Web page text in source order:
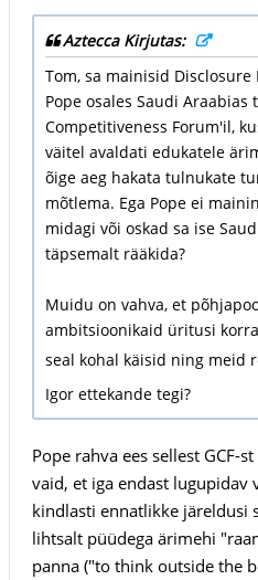
Aztecca Kirjutas:
Tom, sa mainisid
Pope osales Saudi
Competitiveness Forum'il,
väitel avaldati edukatele
õige aeg hakata tulnukate
mõtlema. Ega Pope ei
midagi või oskad sa ise
täpsemalt rääkida?
Muidu on vahva, et
ambitsioonikaid üritusi
seal kohal käisid ning meid
Igor ettekande tegi?
Pope rahva ees sellest GCF-
vaid, et iga endast lugupidav
kindlasti ennatlikke järeldusi
lihtsalt püüdega ärimehi
panna ("to think outside the